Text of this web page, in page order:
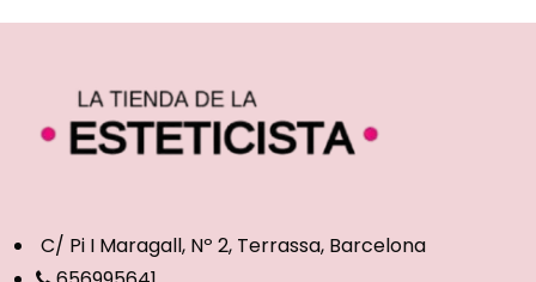
C/ Pi I Maragall, Nº 2, Terrassa, Barcelona